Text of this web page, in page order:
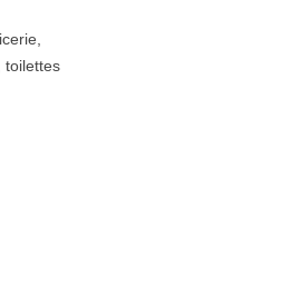
toilettes